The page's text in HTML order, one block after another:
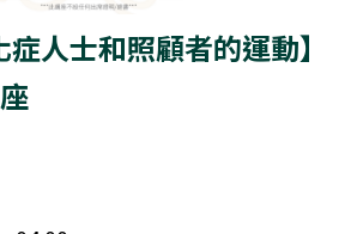
症人士和照顧者的運動】